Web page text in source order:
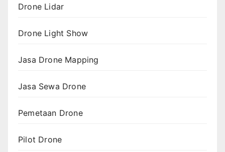
Drone Lidar
Drone Light Show
Jasa Drone Mapping
Jasa Sewa Drone
Pemetaan Drone
Pilot Drone